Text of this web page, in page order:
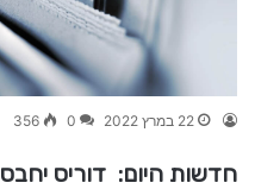
22 במרץ 2022 0
356
חדשות היום: דוריס יחבס